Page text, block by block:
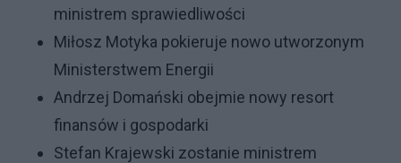
ministrem sprawiedliwości
Miłosz Motyka pokieruje nowo utworzonym
Ministerstwem Energii
Andrzej Domański obejmie nowy resort
finansów i gospodarki
Stefan Krajewski zostanie ministrem